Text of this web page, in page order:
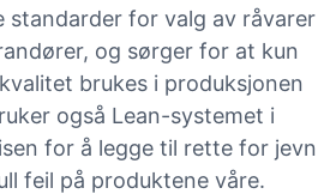
standarder for valg av råvarer
og sørger for at kun
brukes i produksjonen
også Lean-systemet i
for å legge til rette for jevn
feil på produktene våre.